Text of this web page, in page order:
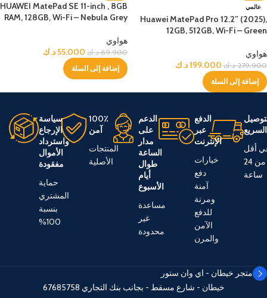
عالمي
Huawei MatePad Pro 12.2” (2025),
12GB, 512GB, Wi-Fi – Green
هواوي
279.900 د.ك 199.000د.ك
إضافة إلى السلة
HUAWEI MatePad SE 11-inch , 8GB
RAM, 128GB, Wi-Fi – Nebula Grey
هواوي
69.900 د.ك 55.000د.ك
إضافة إلى السلة
السريع
أقل
من 24
ساعة
الدفع
عبر
الإنترنت
خيارات
دفع
آمنة
ومرنة
للدفع
الآمن
والمرن
الدعم
على
مدار
الساعة
طوال
أيام
الأسبوع
مساعدة
غير
محدودة
100٪
آمن
المنتجات
الأصلية
سياسة
الإرجاع
واسترداد
الأموال
مفقودة
حماية
المشتري
بنسبة
100%
متجر خيطان - اي وان ستور
خيطان - شارع مسقط - بجانب بنك التجاري 67685758